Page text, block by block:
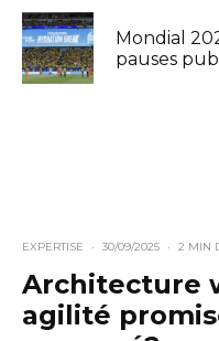
Mondial
pauses
EXPERTISE · 30/09/2025 · 2 MIN
Architecture
agilité